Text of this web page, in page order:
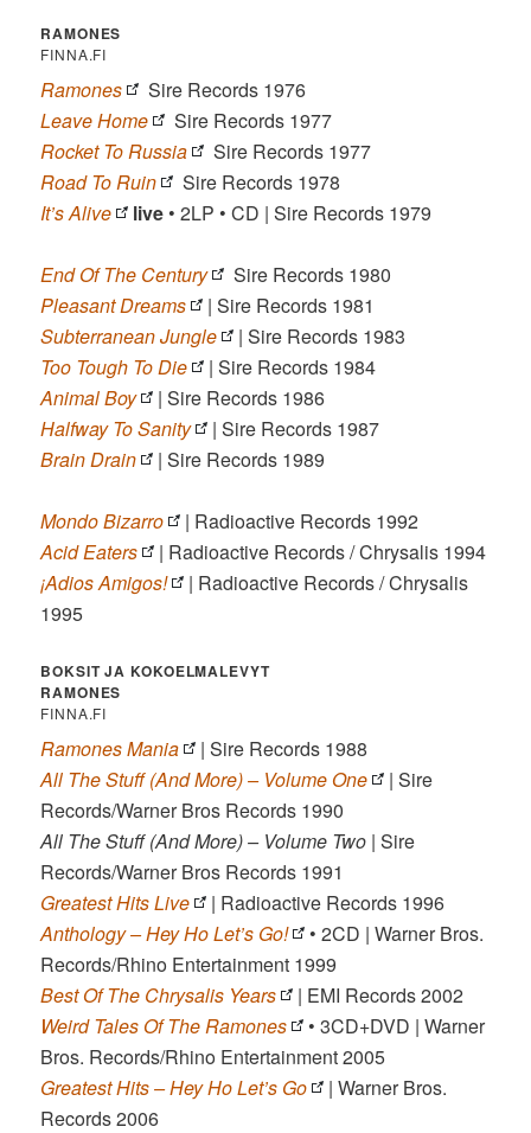
RAMONES
FINNA.FI
Ramones
Sire Records 1976
Leave Home
Sire Records 1977
Rocket To Russia
Sire Records 1977
Road To Ruin
Sire Records 1978
It’s Alive
live • 2LP • CD | Sire Records 1979
End Of The Century
Sire Records 1980
Pleasant Dreams
| Sire Records 1981
Subterranean Jungle
| Sire Records 1983
Too Tough To Die
| Sire Records 1984
Animal Boy
| Sire Records 1986
Halfway To Sanity
| Sire Records 1987
Brain Drain
| Sire Records 1989
Mondo Bizarro
| Radioactive Records 1992
Acid Eaters
| Radioactive Records / Chrysalis 1994
¡Adios Amigos!
| Radioactive Records / Chrysalis
1995
BOKSIT JA KOKOELMALEVYT
RAMONES
FINNA.FI
Ramones Mania
| Sire Records 1988
All The Stuff (And More) – Volume One
| Sire
Records/Warner Bros Records 1990
All The Stuff (And More) – Volume Two | Sire
Records/Warner Bros Records 1991
Greatest Hits Live
| Radioactive Records 1996
Anthology – Hey Ho Let’s Go!
• 2CD | Warner Bros.
Records/Rhino Entertainment 1999
Best Of The Chrysalis Years
| EMI Records 2002
Weird Tales Of The Ramones
• 3CD+DVD | Warner
Bros. Records/Rhino Entertainment 2005
Greatest Hits – Hey Ho Let’s Go
| Warner Bros.
Records 2006